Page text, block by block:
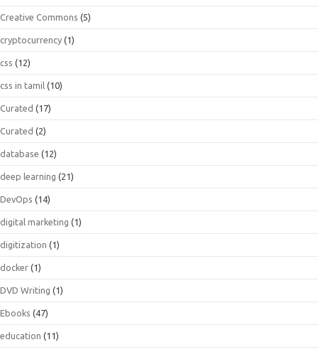
Creative Commons (5)
cryptocurrency (1)
css (12)
css in tamil (10)
Curated (17)
Curated (2)
database (12)
deep learning (21)
DevOps (14)
digital marketing (1)
digitization (1)
docker (1)
DVD Writing (1)
Ebooks (47)
education (11)